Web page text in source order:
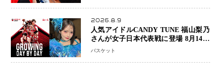
2026.8.9
人気アイドルCANDY TUNE 福山梨乃
さんが女子日本代表戦に登場 8月14日
「三井不動産カップ」でスペシャルゲ
バスケット